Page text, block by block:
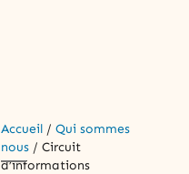
Accueil/ Qui sommes
nous/ Circuit
d’informations